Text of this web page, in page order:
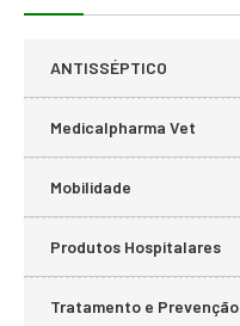
ANTISSÉPTICO
Medicalpharma Vet
Mobilidade
Produtos Hospitalares
Tratamento e Prevenção